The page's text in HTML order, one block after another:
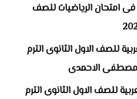
فى امتحان الرياضيات للصف
للصف الاول الثانوى الترم
للصف الاول الثانوى الترم